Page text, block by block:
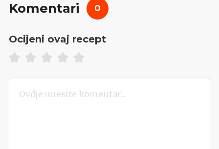
Komentari 0
Ocijeni ovaj recept